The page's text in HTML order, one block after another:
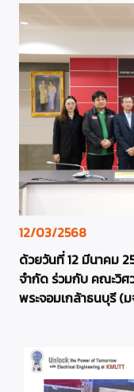
12/03/2568
ด้วยวันที่ 12 มีนาคม
จำกัด ร่วมกับ คณะวิศ
พระจอมเกล้าธนบุรี (